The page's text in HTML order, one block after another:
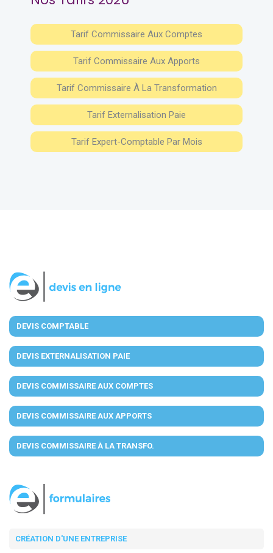
Tarif Commissaire Aux Comptes
Tarif Commissaire Aux Apports
Tarif Commissaire À La Transformation
Tarif Externalisation Paie
Tarif Expert-Comptable Par Mois
DEVIS COMPTABLE
DEVIS EXTERNALISATION PAIE
DEVIS COMMISSAIRE AUX COMPTES
DEVIS COMMISSAIRE AUX APPORTS
DEVIS COMMISSAIRE À LA TRANSFO.
CRÉATION D'UNE ENTREPRISE